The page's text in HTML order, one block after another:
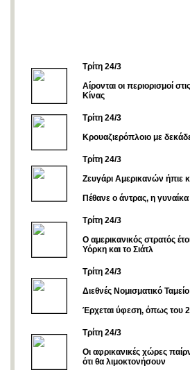
Τρίτη 24/3
Αίρονται οι περιορισμοί
Κίνας
Tρίτη 24/3
Κρουαζιερόπλοιο με
Τρίτη 24/3
Ζευγάρι Αμερικανών ήπιε
Πέθανε ο άντρας, η
Tρίτη 24/3
O αμερικανικός στρατός
Υόρκη και το Σιάτλ
Tρίτη 24/3
Διεθνές Νομισματικό Ταμείο
Έρχεται ύφεση, όπως του
Τρίτη 24/3
Οι αφρικανικές χώρες
ότι θα λιμοκτονήσουν